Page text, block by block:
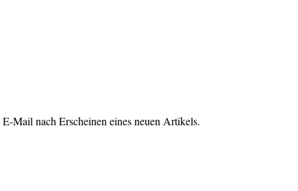
Mail nach Erscheinen eines neuen Artikels.